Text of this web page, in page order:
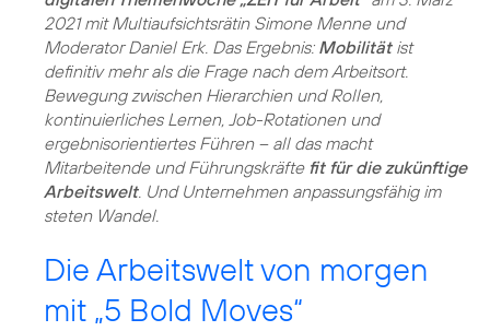
2021 mit Multiaufsichtsrätin Simone Menne und
Moderator Daniel Erk. Das Ergebnis: Mobilitätist
definitiv mehr als die Frage nach dem Arbeitsort.
Bewegung zwischen Hierarchien und Rollen,
kontinuierliches Lernen, Job-Rotationen und
ergebnisorientiertes Führen – all das macht
Mitarbeitende und Führungskräfte fit für die zukünftige
Arbeitswelt. Und Unternehmen anpassungsfähig im
steten Wandel.
Die Arbeitswelt von morgen
mit „5 Bold Moves“